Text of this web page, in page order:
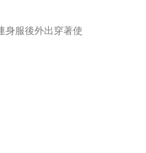
身服後外出穿著使